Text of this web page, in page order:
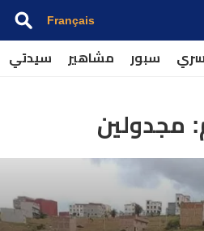
Français
سبور مشاهير سيدتي
مجدولين